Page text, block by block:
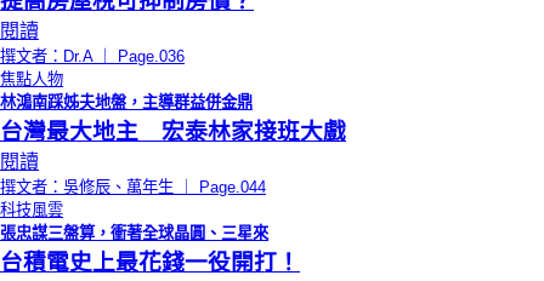
閱讀
撰文者：Dr.A ｜ Page.036
焦點人物
林鴻南踩姊夫地盤，主導群益併金鼎
台灣最大地主 宏泰林家接班大戲
閱讀
撰文者：吳修辰、萬年生 ｜ Page.044
科技風雲
張忠謀三盤算，衝著全球晶圓、三星來
台積電史上最花錢一役開打！